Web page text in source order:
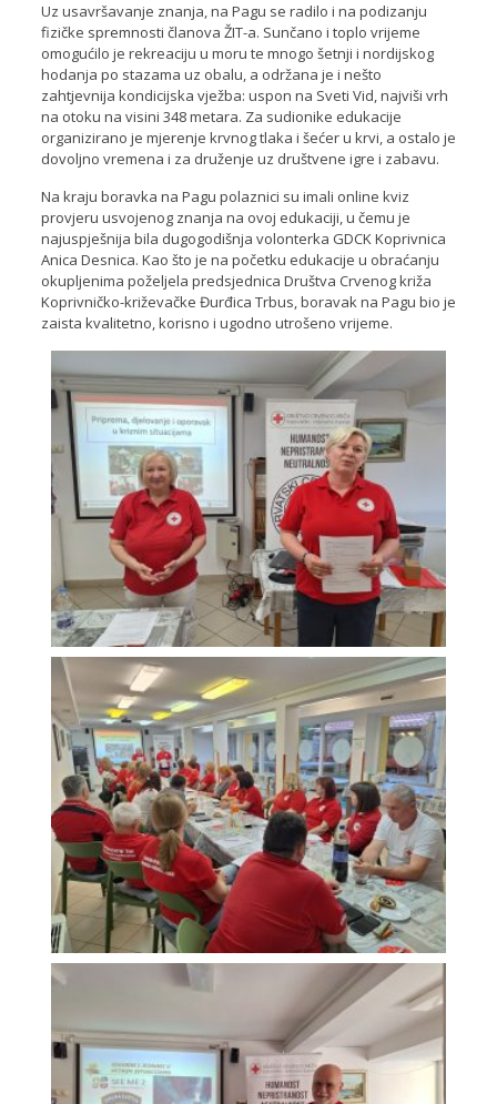
Uz usavršavanje znanja, na Pagu se radilo i na podizanju
fizičke spremnosti članova ŽIT-a. Sunčano i toplo vrijeme
omogućilo je rekreaciju u moru te mnogo šetnji i nordijskog
hodanja po stazama uz obalu, a održana je i nešto
zahtjevnija kondicijska vježba: uspon na Sveti Vid, najviši vrh
na otoku na visini 348 metara. Za sudionike edukacije
organizirano je mjerenje krvnog tlaka i šećer u krvi, a ostalo je
dovoljno vremena i za druženje uz društvene igre i zabavu.
Na kraju boravka na Pagu polaznici su imali online kviz
provjeru usvojenog znanja na ovoj edukaciji, u čemu je
najuspješnija bila dugogodišnja volonterka GDCK Koprivnica
Anica Desnica. Kao što je na početku edukacije u obraćanju
okupljenima poželjela predsjednica Društva Crvenog križa
Koprivničko-križevačke Đurđica Trbus, boravak na Pagu bio je
zaista kvalitetno, korisno i ugodno utrošeno vrijeme.